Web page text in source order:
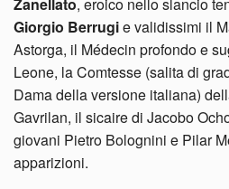
Giorgio Berrugie validissimi il
Astorga, il Médecin profondo e
Leone, la Comtesse (salita di
Dama della versione italiana)
Gavrilan, il sicaire di Jacobo
giovani Pietro Bolognini e Pilar
apparizioni.